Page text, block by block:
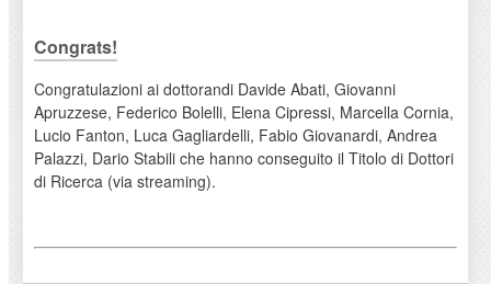
Congrats!
Congratulazioni ai dottorandi Davide Abati, Giovanni
Apruzzese, Federico Bolelli, Elena Cipressi, Marcella Cornia,
Lucio Fanton, Luca Gagliardelli, Fabio Giovanardi, Andrea
Palazzi, Dario Stabili che hanno conseguito il Titolo di Dottori
di Ricerca (via streaming).